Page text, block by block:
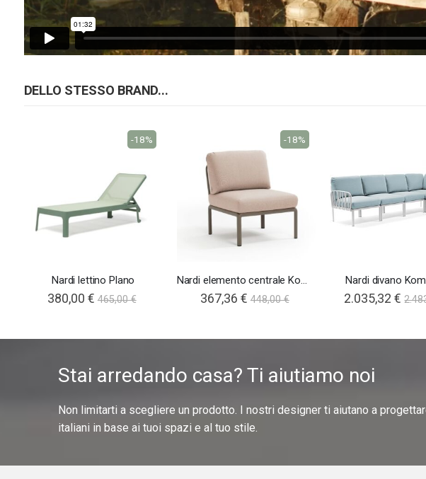
DELLO STESSO BRAND...
Nardi lettino Plano
380,00 € 465,00 €
-18%
Nardi elemento centrale Komodo
367,36 € 448,00 €
-18%
Nardi divano
2.035,32 €
Stai arredando casa? Ti aiutiamo noi
Non limitarti a scegliere un prodotto. I nostri designer ti aiutano a
italiani in base ai tuoi spazi e al tuo stile.